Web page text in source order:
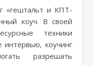
«гештальт и КПТ-
коуч. В своей
техники
интервью, коучинг
разрешать